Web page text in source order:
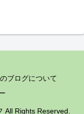
ブログについて
All Rights Reserved.